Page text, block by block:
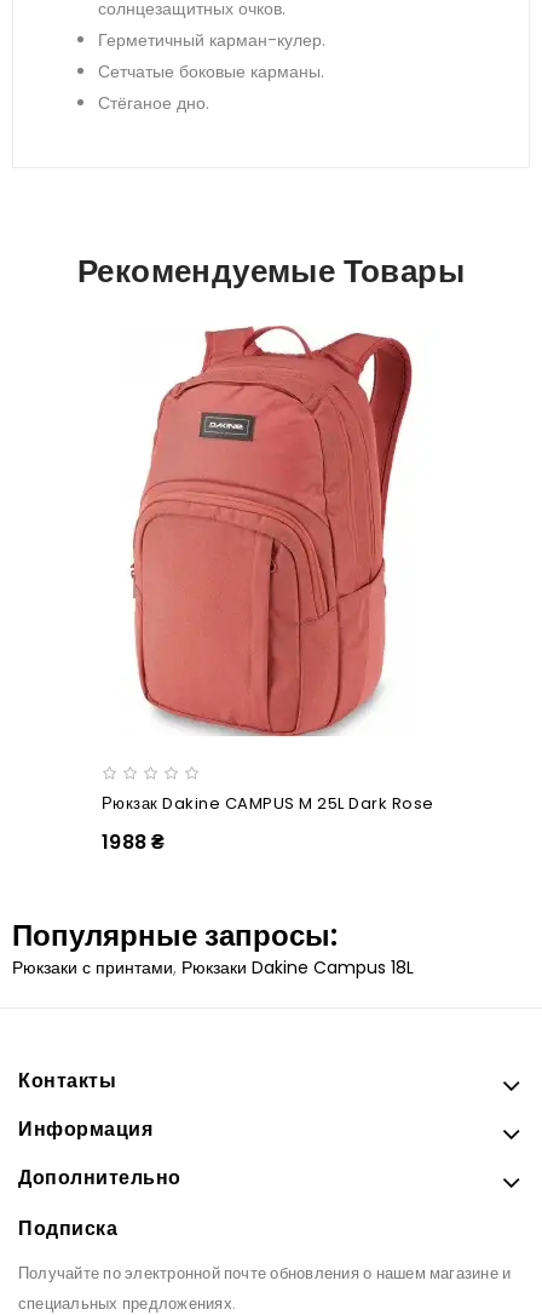
солнцезащитных очков.
Герметичный карман-кулер.
Сетчатые боковые карманы.
Стёганое дно.
Рекомендуемые Товары
Рюкзак Dakine CAMPUS M 25L Dark Rose
1988 ₴
Популярные запросы:
Рюкзаки с принтами, Рюкзаки Dakine Campus 18L
Контакты
Информация
Дополнительно
Подписка
Получайте по электронной почте обновления о нашем магазине и
специальных предложениях.